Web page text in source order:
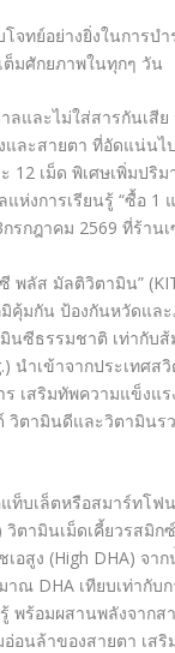
จทย์อย่างยิ่งในการ
ต็มศักยภาพในทุกๆ วัน
และไม่ใส่สารกันเสี
และสายตา ที่อัดแน่น
12 เม็ด พิเศษเพิ่มปริ
งการเรียนรู้ “ซื้อ 1
กฎาคม 2569 ที่ร้าน
พลัส มัลติวิตามิน”
คุ้มกัน ป้องกันหวัดแ
นซีธรรมชาติ เท่ากับ
นำเข้าจากประเทศ
เสริมทัพความแข็งแ
ตามินดีและวิตามินร
บเล็ตหรือสมาร์ทโฟ
ตามินเม็ดเคี้ยวรสมิ
อสูง (High DHA) จ
าณ DHA เทียบเท่ากั
พร้อมผสานพลังจากส
นล้าของสายตา เสริ